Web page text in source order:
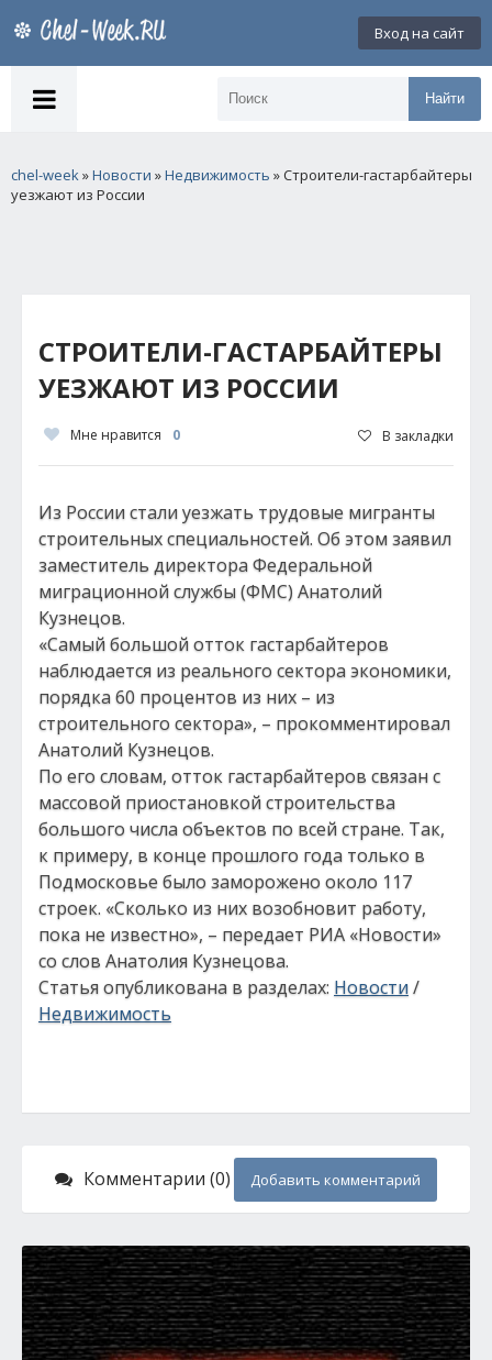
Вход на сайт
Найти
chel-week»Новости »Недвижимость » Строители-гастарбайтеры
уезжают из России
СТРОИТЕЛИ-ГАСТАРБАЙТЕРЫ
УЕЗЖАЮТ ИЗ РОССИИ
Мне нравится 0 В закладки
Из России стали уезжать трудовые мигранты
строительных специальностей. Об этом заявил
заместитель директора Федеральной
миграционной службы (ФМС) Анатолий
Кузнецов.
«Самый большой отток гастарбайтеров
наблюдается из реального сектора экономики,
порядка 60 процентов из них – из
строительного сектора», – прокомментировал
Анатолий Кузнецов.
По его словам, отток гастарбайтеров связан с
массовой приостановкой строительства
большого числа объектов по всей стране. Так,
к примеру, в конце прошлого года только в
Подмосковье было заморожено около 117
строек. «Сколько из них возобновит работу,
пока не известно», – передает РИА «Новости»
со слов Анатолия Кузнецова.
Статья опубликована в разделах: Новости/
Недвижимость
Комментарии (0) Добавить комментарий